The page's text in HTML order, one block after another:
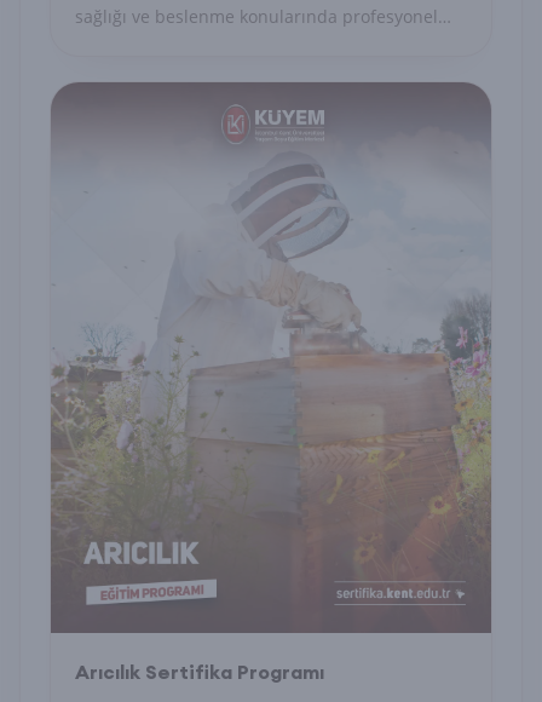
sağlığı ve beslenme konularında profesyonel
Arıcılık Sertifika Programı